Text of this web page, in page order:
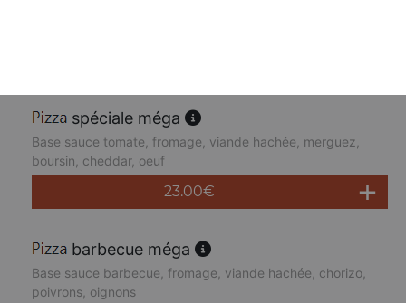
spéciale méga
Base sauce tomate, fromage, viande hachée, merguez,
boursin, cheddar, oeuf
23.00€
barbecue méga
Base sauce barbecue, fromage, viande hachée, chorizo,
poivrons, oignons